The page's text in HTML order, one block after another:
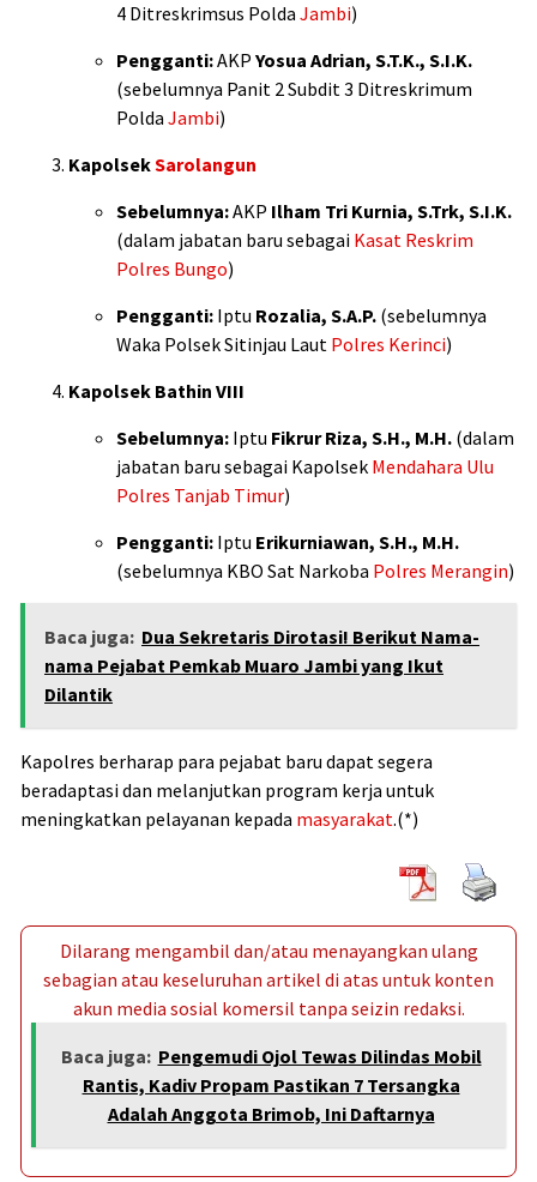
4 Ditreskrimsus Polda Jambi)
Pengganti:AKP Yosua Adrian, S.T.K., S.I.K.
(sebelumnya Panit 2 Subdit 3 Ditreskrimum
Polda Jambi)
KapolsekSarolangun
Sebelumnya:AKP Ilham Tri Kurnia, S.Trk, S.I.K.
(dalam jabatan baru sebagai Kasat Reskrim
Polres Bungo)
Pengganti: Iptu Rozalia, S.A.P. (sebelumnya
Waka Polsek Sitinjau Laut Polres Kerinci)
Kapolsek Bathin VIII
Sebelumnya: Iptu Fikrur Riza, S.H., M.H. (dalam
jabatan baru sebagai Kapolsek Mendahara Ulu
Polres Tanjab Timur)
Pengganti: Iptu Erikurniawan, S.H., M.H.
(sebelumnya KBO Sat Narkoba Polres Merangin)
Baca juga: Dua Sekretaris Dirotasi! Berikut Nama-
nama Pejabat Pemkab Muaro Jambi yang Ikut
Dilantik
Kapolres berharap para pejabat baru dapat segera
beradaptasi dan melanjutkan program kerja untuk
meningkatkan pelayanan kepada masyarakat.(*)
Dilarang mengambil dan/atau menayangkan ulang
sebagian atau keseluruhan artikel di atas untuk konten
akun media sosial komersil tanpa seizin redaksi.
Baca juga: Pengemudi Ojol Tewas Dilindas Mobil
Rantis, Kadiv Propam Pastikan 7 Tersangka
Adalah Anggota Brimob, Ini Daftarnya